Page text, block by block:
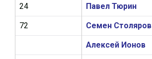
Павел Тюрин
Семен Столяров
Алексей Ионов
24
72